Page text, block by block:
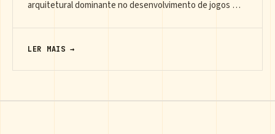
arquitetural dominante no desenvolvimento de jogos …
LER MAIS →